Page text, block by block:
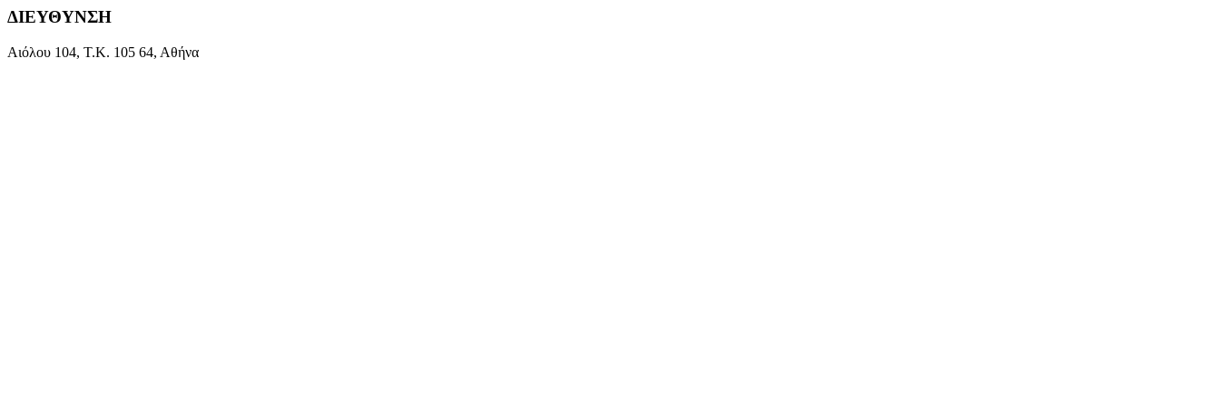
ΔΙΕΥΘΥΝΣΗ
Αιόλου 104, Τ.Κ. 105 64, Αθήνα